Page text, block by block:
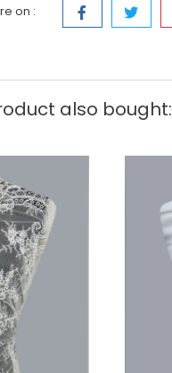
on :
also bought: